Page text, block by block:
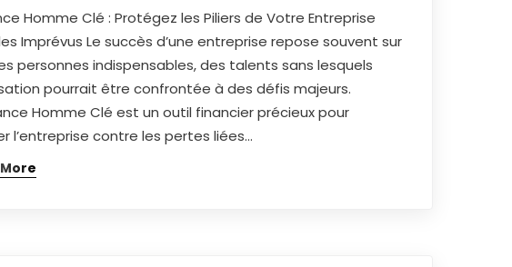
Homme Clé : Protégez les Piliers de Votre Entreprise
Imprévus Le succès d’une entreprise repose souvent sur
personnes indispensables, des talents sans lesquels
pourrait être confrontée à des défis majeurs.
Homme Clé est un outil financier précieux pour
l’entreprise contre les pertes liées…